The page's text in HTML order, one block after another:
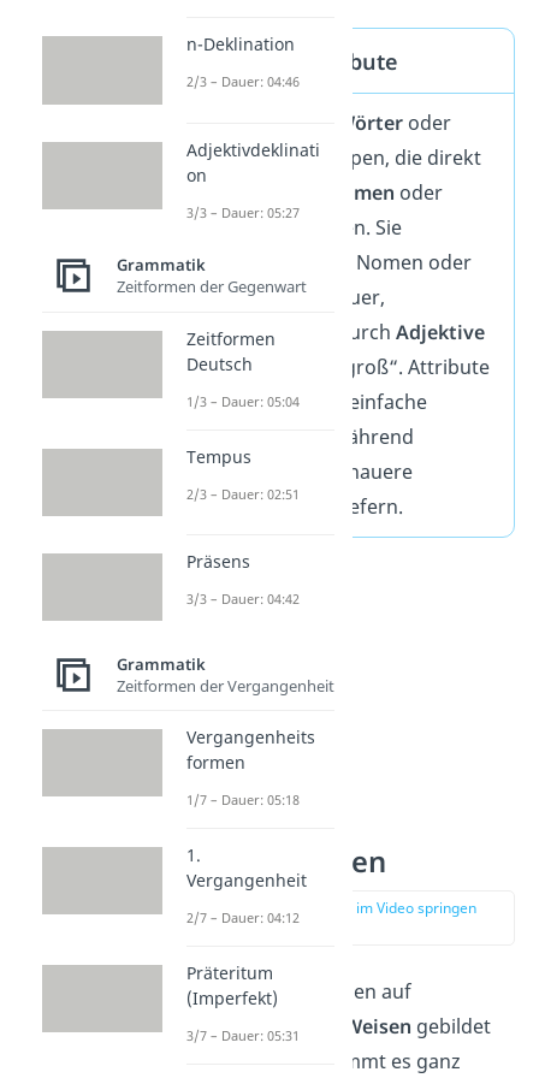
Was sind Attribute
Wörteroder
kleine Wortgruppen, die direkt
neben einem Nomen oder
Pronomen stehen. Sie
beschreiben das Nomen oder
Pronomen genauer,
beispielsweise durch Adjektive
wie „rot“ oder „groß“. Attribute
geben also eine einfache
Beschreibung während
Attributsätze genauere
Informationen liefern.
Attributsätzen
zur Stelle im Video springen
(01:03)
Attributsätze können auf
unterschiedliche Weisen gebildet
werden. Dabei kommt es ganz
n-Deklination
2/3 – Dauer: 04:46
Adjektivdeklinati
on
3/3 – Dauer: 05:27
Grammatik
Zeitformen der Gegenwart
Zeitformen
Deutsch
1/3 – Dauer: 05:04
Tempus
2/3 – Dauer: 02:51
Präsens
3/3 – Dauer: 04:42
Grammatik
Zeitformen der Vergangenheit
Vergangenheits
formen
1/7 – Dauer: 05:18
1.
Vergangenheit
2/7 – Dauer: 04:12
Präteritum
(Imperfekt)
3/7 – Dauer: 05:31